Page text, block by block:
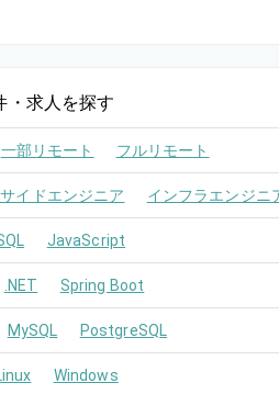
・求人を探す
一部リモート フルリモート
イドエンジニア インフラエンジニ
JavaScript
.NET Spring Boot
MySQL PostgreSQL
Windows